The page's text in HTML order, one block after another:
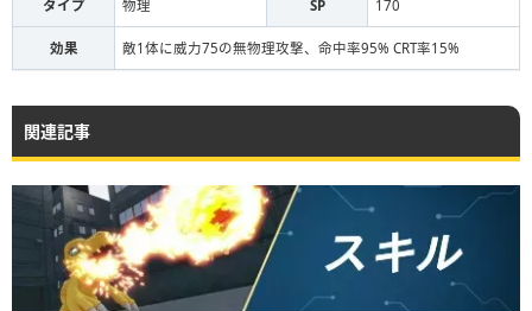
タイプ 物理 SP 170
効果 敵1体に威力75の無物理攻撃、命中率95% CRT率15%
関連記事